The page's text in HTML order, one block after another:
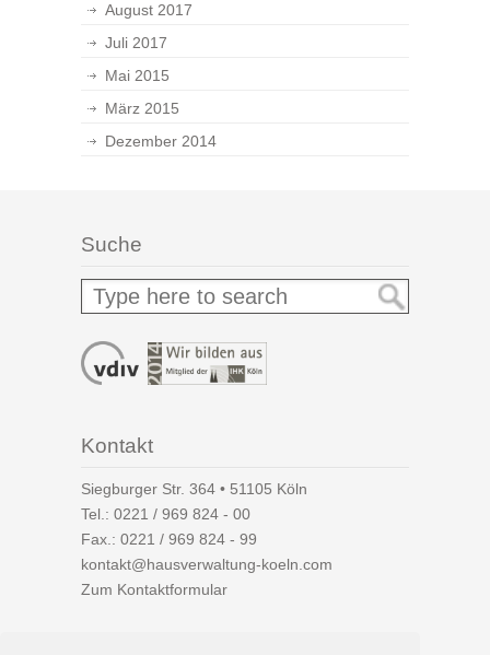
August 2017
Juli 2017
Mai 2015
März 2015
Dezember 2014
Suche
Kontakt
Siegburger Str. 364 • 51105 Köln
Tel.: 0221 / 969 824 - 00
Fax.: 0221 / 969 824 - 99
kontakt@hausverwaltung-koeln.com
Zum Kontaktformular